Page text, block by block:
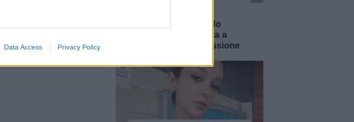
Data Access Privacy Policy
racconta di come lo
yoga l'abbia aiutata a
superare la depressione